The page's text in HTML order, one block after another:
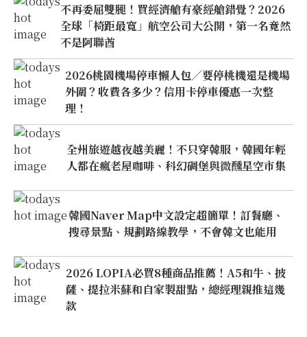
不再委屈雙腿！買經濟艙有豪經艙錯覺？2026
全球「椅距最寬」航空公司大公開，第一名竟然
不是阿聯酋
2026桃園機場停車懶人包／要停桃機還是機場
外圍？收費各多少？信用卡停車優惠一次整
理！
全州旅遊越夜越美麗！不只穿韓服，韓國年輕
人都在瘋老屋咖啡、科幻碉堡與微醺星空市集
韓國Naver Map中文設定超簡單！訂餐廳、
搜尋景點、規劃路線教學，不會韓文也能用
2026 LOPIA必買8種商品推薦！A5和牛、披
薩、提拉米蘇和自家製甜點，總經理親推這幾
款